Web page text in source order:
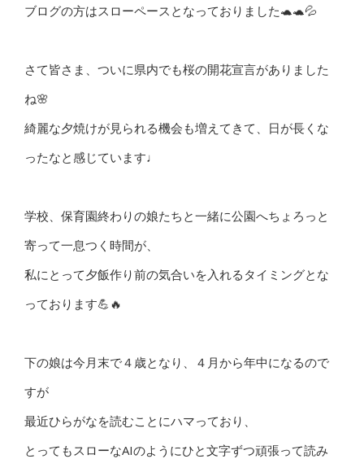
ブログの方はスローペースとなっておりました🐢🐢💦
さて皆さま、ついに県内でも桜の開花宣言がありました
ね🌸
綺麗な夕焼けが見られる機会も増えてきて、日が長くな
ったなと感じています♩
学校、保育園終わりの娘たちと一緒に公園へちょろっと
寄って一息つく時間が、
私にとって夕飯作り前の気合いを入れるタイミングとな
っております💪🔥
下の娘は今月末で４歳となり、４月から年中になるので
すが
最近ひらがなを読むことにハマっており、
とってもスローなAIのようにひと文字ずつ頑張って読み